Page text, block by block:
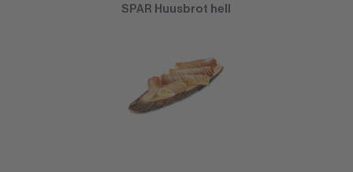
SPAR Huusbrot hell